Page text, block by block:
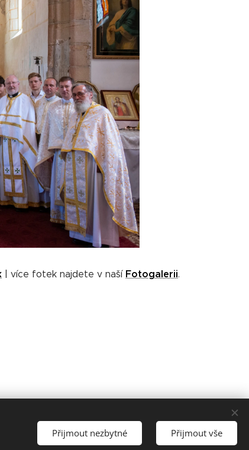
| více fotek najdete v naší Fotogalerii.
Přijmout nezbytné Přijmout vše